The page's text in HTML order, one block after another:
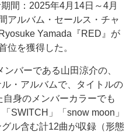
間：2025年4月14日～4月
アルバム・セールス・チャ
Yamada『RED』が
位を獲得した。
バーである山田涼介の、
・アルバムで、タイトルの
自身のメンバーカラーでも
SWITCH」「snow moon」
ル含む計12曲が収録（形態